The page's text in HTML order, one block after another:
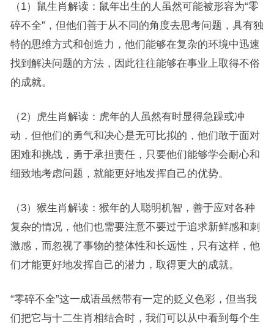
（1）鼠生肖解读：鼠年出生的人虽然可能被形容为“零
碎不全”，但他们善于从不同的角度去思考问题，具有独
特的思维方式和创造力，他们能够在复杂的环境中迅速
找到解决问题的方法，因此往往能够在事业上取得不俗
的成就。
（2）虎生肖解读：虎年的人虽然有时显得急躁或冲
动，但他们的勇气和决心是无可比拟的，他们敢于面对
困难和挑战，勇于承担责任，只要他们能够学会耐心和
细致地考虑问题，就能更好地发挥自己的优势。
（3）猴生肖解读：猴年的人聪明机智，善于应对各种
复杂的情况，他们也需要注意不要过于追求新鲜感和刺
激感，而忽视了事物的整体性和长远性，只有这样，他
们才能更好地发挥自己的潜力，取得更大的成就。
“零碎不全”这一成语虽然带有一定的贬义色彩，但当我
们把它与十二生肖相结合时，我们可以从中看到每个生